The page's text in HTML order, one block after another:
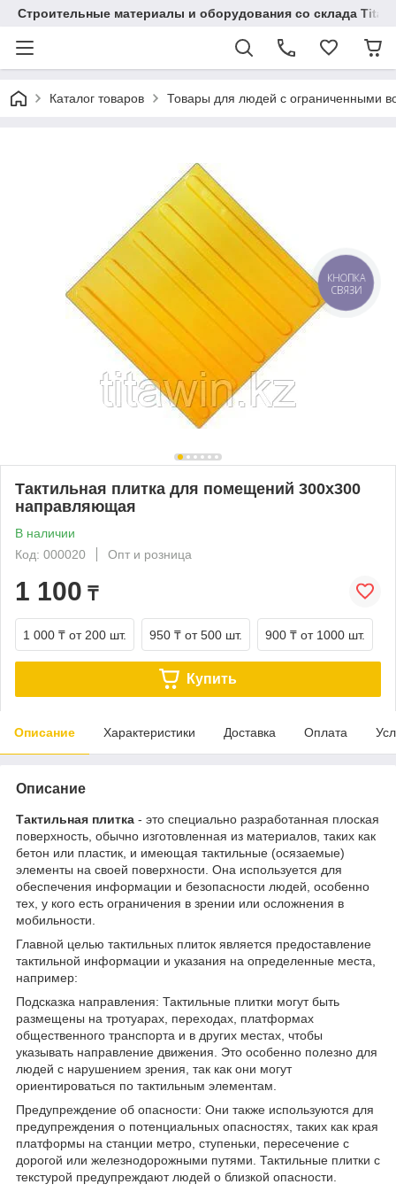
Строительные материалы и оборудования со склада
Каталог товаров Товары для людей с ограниченными
Тактильная плитка для помещений 300х300
направляющая
В наличии
Код: 000020
Опт и розница
1 100 ₸
1 000 ₸ от 200 шт. 950 ₸ от 500 шт. 900 ₸ от 1000 шт.
Купить
Описание Характеристики Доставка Оплата
Описание
Тактильная плитка - это специально разработанная плоская
поверхность, обычно изготовленная из материалов, таких как
бетон или пластик, и имеющая тактильные (осязаемые)
элементы на своей поверхности. Она используется для
обеспечения информации и безопасности людей, особенно
тех, у кого есть ограничения в зрении или осложнения в
мобильности.
Главной целью тактильных плиток является предоставление
тактильной информации и указания на определенные места,
например:
Подсказка направления: Тактильные плитки могут быть
размещены на тротуарах, переходах, платформах
общественного транспорта и в других местах, чтобы
указывать направление движения. Это особенно полезно для
людей с нарушением зрения, так как они могут
ориентироваться по тактильным элементам.
Предупреждение об опасности: Они также используются для
предупреждения о потенциальных опасностях, таких как края
платформы на станции метро, ступеньки, пересечение с
дорогой или железнодорожными путями. Тактильные плитки с
текстурой предупреждают людей о близкой опасности.
КНОПКА
СВЯЗИ